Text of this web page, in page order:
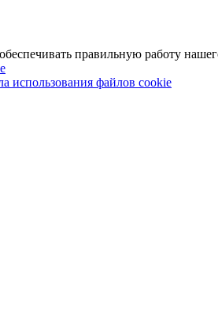
правильную работу
использования файлов cookie